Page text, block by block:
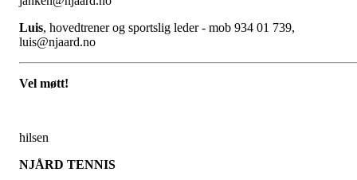
Luis, hovedtrener og sportslig leder - mob 934 01 739,
luis@njaard.no
Vel møtt!
hilsen
NJÅRD TENNIS